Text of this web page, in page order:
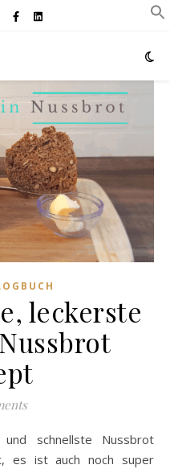
leckerste
es ist auch noch super